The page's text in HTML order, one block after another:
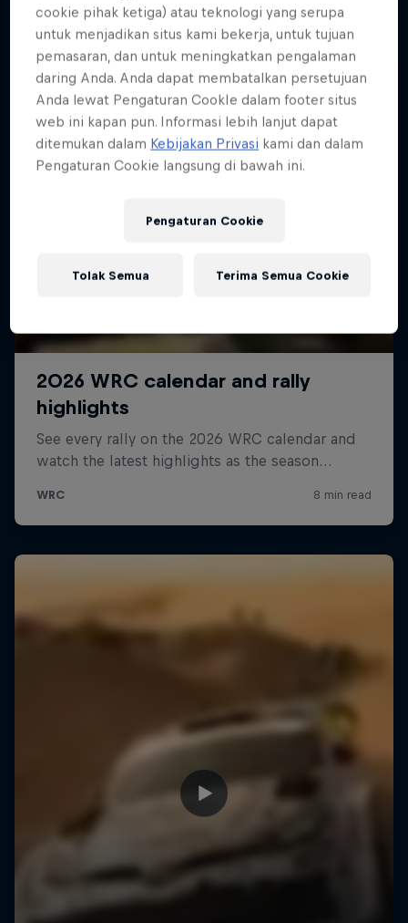
WRC
cookie pihak ketiga) atau teknologi yang serupa
untuk menjadikan situs kami bekerja, untuk tujuan
pemasaran, dan untuk meningkatkan pengalaman
daring Anda. Anda dapat membatalkan persetujuan
Anda lewat Pengaturan CookIe dalam footer situs
web ini kapan pun. Informasi lebih lanjut dapat
ditemukan dalam Kebijakan Privasi kami dan dalam
Pengaturan Cookie langsung di bawah ini.
Pengaturan Cookie
Tolak Semua Terima Semua Cookie